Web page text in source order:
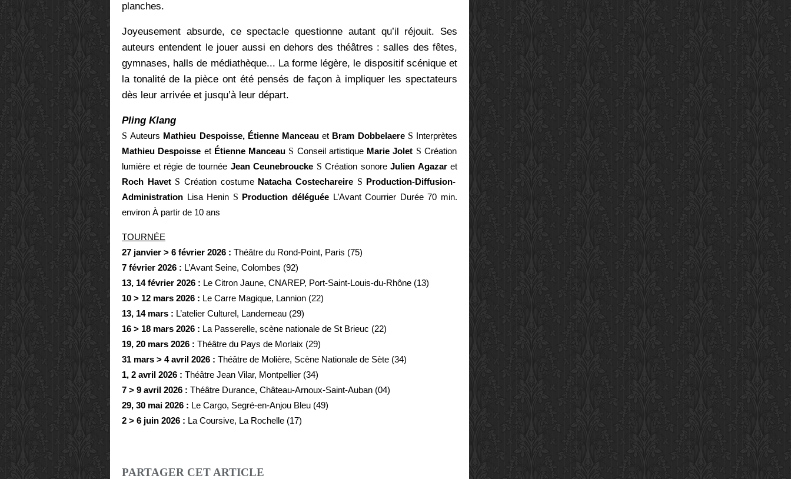
planches.
Joyeusement absurde, ce spectacle questionne autant qu’il réjouit. Ses
auteurs entendent le jouer aussi en dehors des théâtres : salles des fêtes,
gymnases, halls de médiathèque... La forme légère, le dispositif scénique et
la tonalité de la pièce ont été pensés de façon à impliquer les spectateurs
dès leur arrivée et jusqu’à leur départ.
Pling Klang
S Auteurs Mathieu Despoisse, Étienne Manceauet Bram Dobbelaere S Interprètes
Mathieu Despoisse etÉtienne Manceau S Conseil artistique Marie Jolet S Création
lumière et régie de tournée Jean Ceunebroucke S Création sonore Julien Agazar et
Roch Havet S Création costume Natacha Costechareire S Production-Diffusion-
Administration Lisa Henin S Production déléguée L’Avant Courrier Durée 70 min.
environ À partir de 10 ans
TOURNÉE
27 janvier > 6 février 2026 : Théâtre du Rond-Point, Paris (75)
7 février 2026 : L’Avant Seine, Colombes (92)
13, 14 février 2026 : Le Citron Jaune, CNAREP, Port-Saint-Louis-du-Rhône (13)
10 > 12 mars 2026 : Le Carre Magique, Lannion (22)
13, 14 mars : L’atelier Culturel, Landerneau (29)
16 > 18 mars 2026 : La Passerelle, scène nationale de St Brieuc (22)
19, 20 mars 2026 : Théâtre du Pays de Morlaix (29)
31 mars > 4 avril 2026 : Théâtre de Molière, Scène Nationale de Sète (34)
1, 2 avril 2026 : Théâtre Jean Vilar, Montpellier (34)
7 > 9 avril 2026 : Théâtre Durance, Château-Arnoux-Saint-Auban (04)
29, 30 mai 2026 : Le Cargo, Segré-en-Anjou Bleu (49)
2 > 6 juin 2026 : La Coursive, La Rochelle (17)
PARTAGER CET ARTICLE